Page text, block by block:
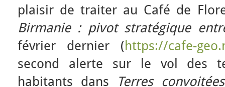
plaisir de traiter au Café de
Birmanie : pivot stratégique
février dernier (https://cafe-
second alerte sur le vol des
habitants dans
Terres